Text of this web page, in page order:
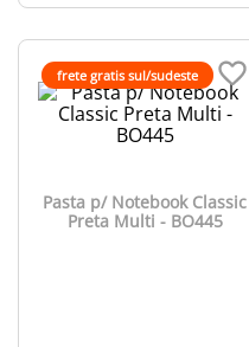
frete gratis sul/sudeste
Pasta p/ Notebook Classic
Preta Multi - BO445